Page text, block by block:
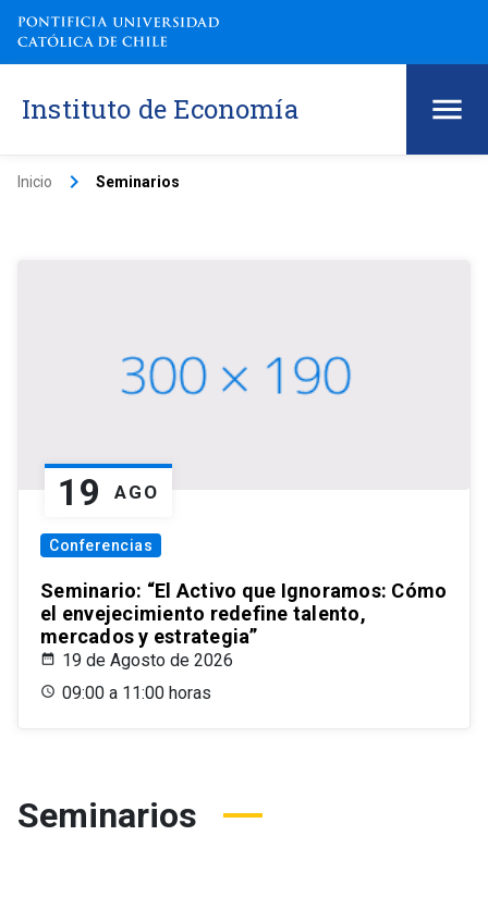
Instituto de Economía
Inicio keyboard_arrow_right Seminarios
19 AGO
Conferencias
Seminario: “El Activo que Ignoramos: Cómo
el envejecimiento redefine talento,
mercados y estrategia”
19 de Agosto de 2026
09:00 a 11:00 horas
Seminarios